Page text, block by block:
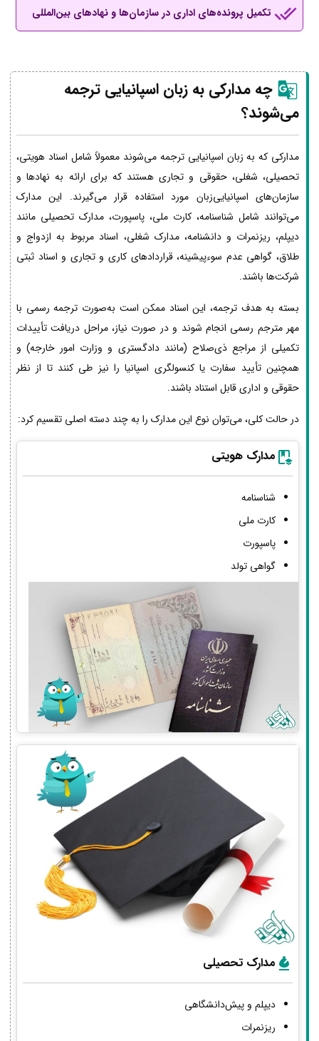
تکمیل پرونده‌های اداری در سازمان‌ها و نهادهای بین‌المللی
چه مدارکی به زبان اسپانیایی ترجمه
می‌شوند؟
مدارکی که به زبان اسپانیایی ترجمه می‌شوند معمولاً شامل اسناد هویتی،
تحصیلی، شغلی، حقوقی و تجاری هستند که برای ارائه به نهادها و
سازمان‌های اسپانیایی‌زبان مورد استفاده قرار می‌گیرند. این مدارک
می‌توانند شامل شناسنامه، کارت ملی، پاسپورت، مدارک تحصیلی مانند
دیپلم، ریزنمرات و دانشنامه، مدارک شغلی، اسناد مربوط به ازدواج و
طلاق، گواهی عدم سوءپیشینه، قراردادهای کاری و تجاری و اسناد ثبتی
شرکت‌ها باشند.
بسته به هدف ترجمه، این اسناد ممکن است به‌صورت ترجمه رسمی با
مهر مترجم رسمی انجام شوند و در صورت نیاز، مراحل دریافت تأییدات
تکمیلی از مراجع ذی‌صلاح (مانند دادگستری و وزارت امور خارجه) و
همچنین تأیید سفارت یا کنسولگری اسپانیا را نیز طی کنند تا از نظر
حقوقی و اداری قابل استناد باشند.
در حالت کلی، می‌توان نوع این مدارک را به چند دسته اصلی تقسیم کرد:
مدارک هویتی
شناسنامه
کارت ملی
پاسپورت
گواهی تولد
مدارک تحصیلی
دیپلم و پیش‌دانشگاهی
ریزنمرات